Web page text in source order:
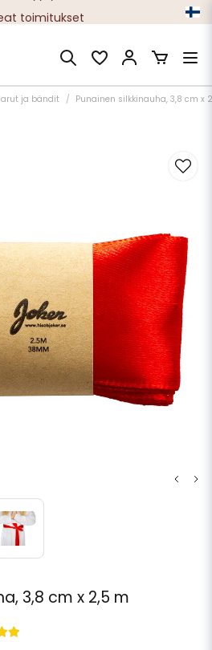
toimitukset
yli 49 € tilauksille
ja bändit Punainen silkkinauha, 3,8 cm x
3,8 cm x 2,5 m